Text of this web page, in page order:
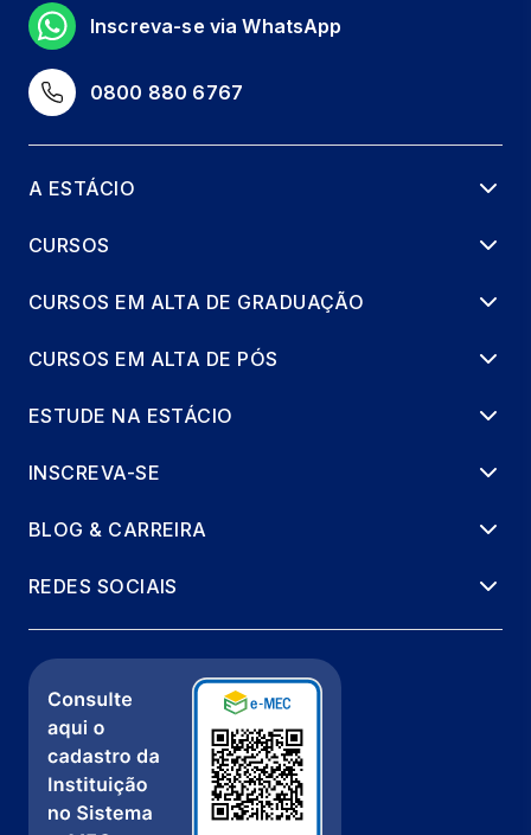
0800 880 6767
Inscreva-se via WhatsApp
A ESTÁCIO
CURSOS
CURSOS EM ALTA DE GRADUAÇÃO
CURSOS EM ALTA DE PÓS
ESTUDE NA ESTÁCIO
INSCREVA-SE
BLOG & CARREIRA
REDES SOCIAIS